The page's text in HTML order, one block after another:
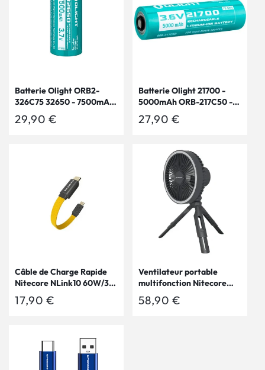
Batterie Olight ORB2-
326C75 32650 - 7500mAh
3.7V – Marauder Mini 2
Prix
29,90 €
Batterie Olight 21700 -
5000mAh ORB-217C50 -
3.6V protégée Li-ion
Prix
27,90 €
Câble de Charge Rapide
Nitecore NLink10 60W/3A
- USB-C vers USB-C -
Design Magnétique - Ultra
Prix
17,90 €
Ventilateur portable
multifonction Nitecore
NEF10 - Ventilateur, lampe
et powerbank
Prix
58,90 €